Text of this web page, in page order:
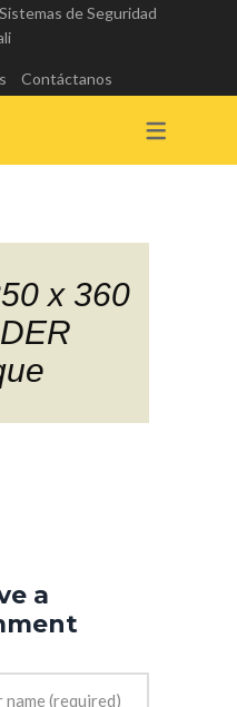
de Seguridad
Contáctanos
x 360
a